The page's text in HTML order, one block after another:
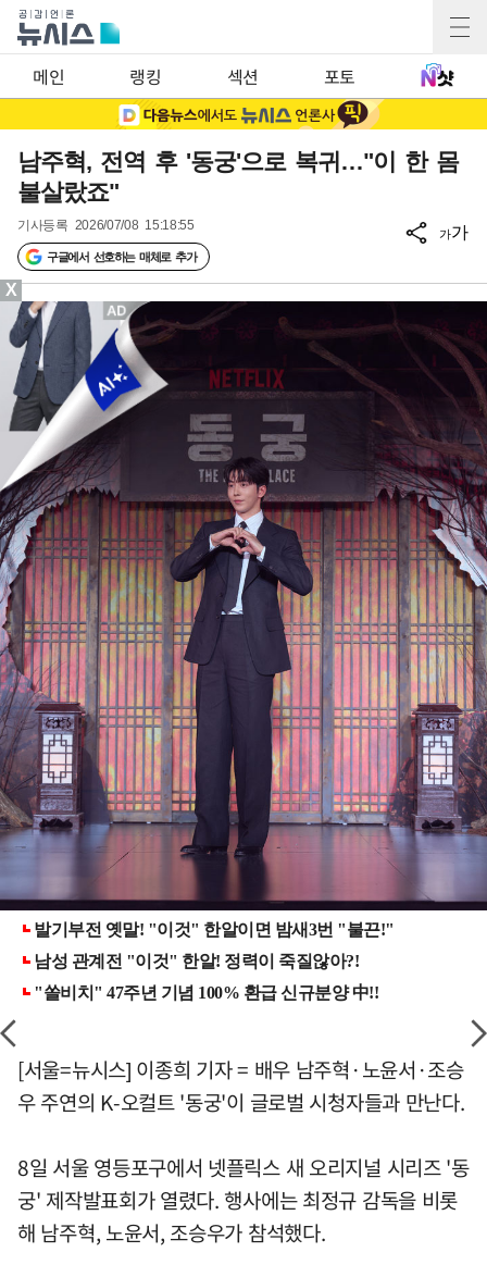
메인 랭킹 섹션 포토
남주혁, 전역 후 '동궁'으로 복귀…"이 한 몸
불살랐죠"
기사등록 2026/07/08 15:18:55
구글에서 선호하는 매체로 추가
가가
[서울=뉴시스] 이종희 기자 = 배우 남주혁·노윤서·조승
우 주연의 K-오컬트 '동궁'이 글로벌 시청자들과 만난다.
8일 서울 영등포구에서 넷플릭스 새 오리지널 시리즈 '동
궁' 제작발표회가 열렸다. 행사에는 최정규 감독을 비롯
해 남주혁, 노윤서, 조승우가 참석했다.
X